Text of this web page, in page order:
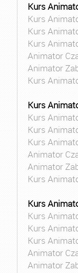
Kurs
Kurs
Kurs
Kurs
Animator
Animator
Kurs
Kurs
Kurs
Kurs
Kurs
Animator
Animator
Kurs
Kurs
Kurs
Kurs
Kurs
Animator
Animator